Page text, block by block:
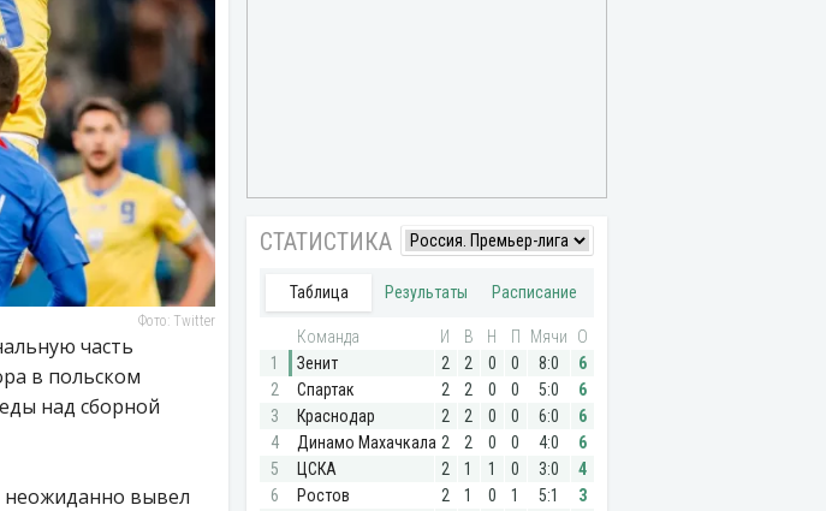
Фото: Twitter
часть
в польском
над сборной
вывел